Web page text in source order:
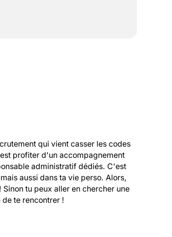
qui vient casser les codes
profiter d'un accompagnement
administratif dédiés. C'est
aussi dans ta vie perso. Alors,
tu peux aller en chercher une
te rencontrer !